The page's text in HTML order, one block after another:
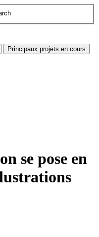
Principaux projets en cours
se pose en